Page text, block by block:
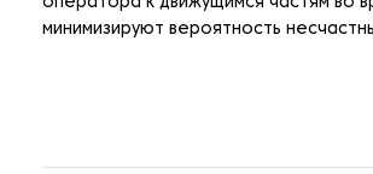
оператора к движущимся частям во
минимизируют вероятность